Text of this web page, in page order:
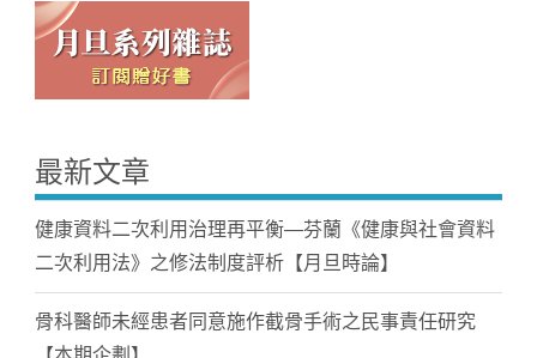
最新文章
健康資料二次利用治理再平衡—芬蘭《健康與社會資料
二次利用法》之修法制度評析【月旦時論】
骨科醫師未經患者同意施作截骨手術之民事責任研究